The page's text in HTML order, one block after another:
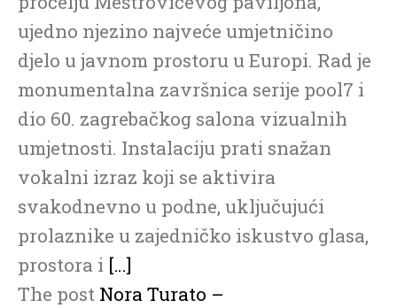
ujedno njezino najveće umjetničino
djelo u javnom prostoru u Europi. Rad je
monumentalna završnica serije pool7 i
dio 60. zagrebačkog salona vizualnih
umjetnosti. Instalaciju prati snažan
vokalni izraz koji se aktivira
svakodnevno u podne, uključujući
prolaznike u zajedničko iskustvo glasa,
prostora i […]
The post Nora Turato –